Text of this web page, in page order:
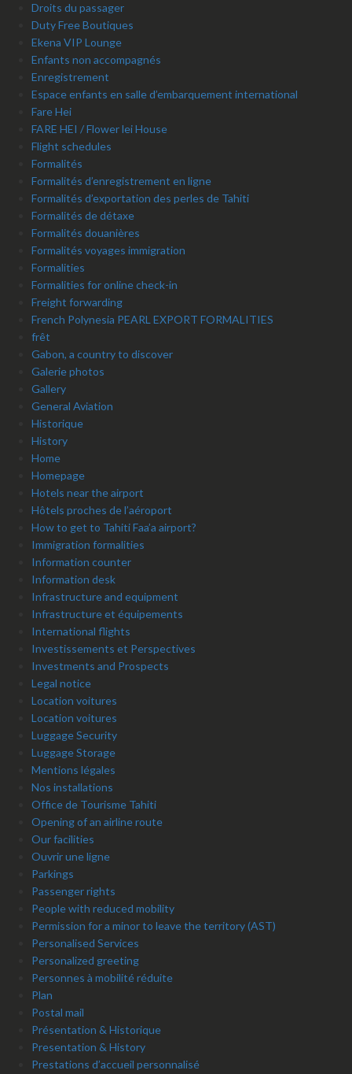
Droits du passager
Duty Free Boutiques
Ekena VIP Lounge
Enfants non accompagnés
Enregistrement
Espace enfants en salle d’embarquement international
Fare Hei
FARE HEI / Flower lei House
Flight schedules
Formalités
Formalités d’enregistrement en ligne
Formalités d’exportation des perles de Tahiti
Formalités de détaxe
Formalités douanières
Formalités voyages immigration
Formalities
Formalities for online check-in
Freight forwarding
French Polynesia PEARL EXPORT FORMALITIES
frêt
Gabon, a country to discover
Galerie photos
Gallery
General Aviation
Historique
History
Home
Homepage
Hotels near the airport
Hôtels proches de l’aéroport
How to get to Tahiti Faa’a airport?
Immigration formalities
Information counter
Information desk
Infrastructure and equipment
Infrastructure et équipements
International flights
Investissements et Perspectives
Investments and Prospects
Legal notice
Location voitures
Location voitures
Luggage Security
Luggage Storage
Mentions légales
Nos installations
Office de Tourisme Tahiti
Opening of an airline route
Our facilities
Ouvrir une ligne
Parkings
Passenger rights
People with reduced mobility
Permission for a minor to leave the territory (AST)
Personalised Services
Personalized greeting
Personnes à mobilité réduite
Plan
Postal mail
Présentation & Historique
Presentation & History
Prestations d’accueil personnalisé